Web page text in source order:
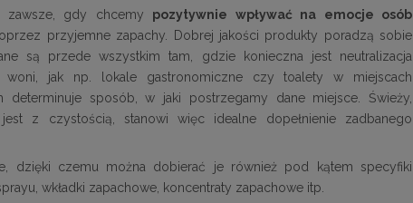
zawsze, gdy chcemy pozytywnie wpływać na emocje osób
przyjemne zapachy. Dobrej jakości produkty poradzą sobie
są przede wszystkim tam, gdzie konieczna jest neutralizacja
woni, jak np. lokale gastronomiczne czy toalety w miejscach
sposób, w jaki postrzegamy dane miejsce. Świeży,
z czystością, stanowi więc idealne dopełnienie zadbanego
dzięki czemu można dobierać je również pod kątem specyfiki
wkładki zapachowe, koncentraty zapachowe itp.